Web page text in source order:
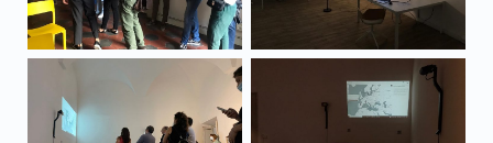
Link identifier #identifier__163553-23 Link identifier #identifier__130921-24